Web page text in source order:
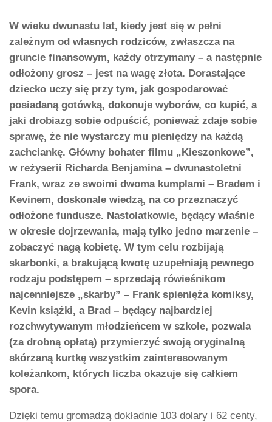
W wieku dwunastu lat, kiedy jest się w pełni
zależnym od własnych rodziców, zwłaszcza na
gruncie finansowym, każdy otrzymany – a następnie
odłożony grosz – jest na wagę złota. Dorastające
dziecko uczy się przy tym, jak gospodarować
posiadaną gotówką, dokonuje wyborów, co kupić, a
jaki drobiazg sobie odpuścić, ponieważ zdaje sobie
sprawę, że nie wystarczy mu pieniędzy na każdą
zachciankę. Główny bohater filmu „Kieszonkowe”,
w reżyserii Richarda Benjamina – dwunastoletni
Frank, wraz ze swoimi dwoma kumplami – Bradem i
Kevinem, doskonale wiedzą, na co przeznaczyć
odłożone fundusze. Nastolatkowie, będący właśnie
w okresie dojrzewania, mają tylko jedno marzenie –
zobaczyć nagą kobietę. W tym celu rozbijają
skarbonki, a brakującą kwotę uzupełniają pewnego
rodzaju podstępem – sprzedają rówieśnikom
najcenniejsze „skarby” – Frank spienięża komiksy,
Kevin książki, a Brad – będący najbardziej
rozchwytywanym młodzieńcem w szkole, pozwala
(za drobną opłatą) przymierzyć swoją oryginalną
skórzaną kurtkę wszystkim zainteresowanym
koleżankom, których liczba okazuje się całkiem
spora.
Dzięki temu gromadzą dokładnie 103 dolary i 62 centy,